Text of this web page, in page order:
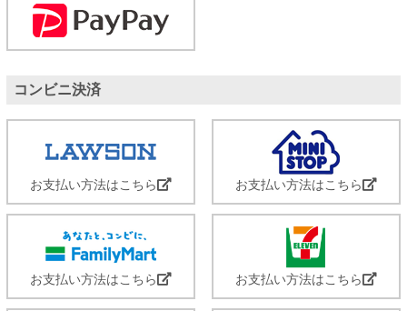
コンビニ決済
お支払い方法はこちら お支払い方法はこちら
お支払い方法はこちら お支払い方法はこちら